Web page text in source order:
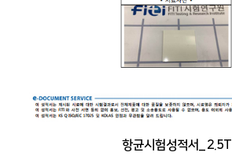
항균시험성적서_ 2.5T